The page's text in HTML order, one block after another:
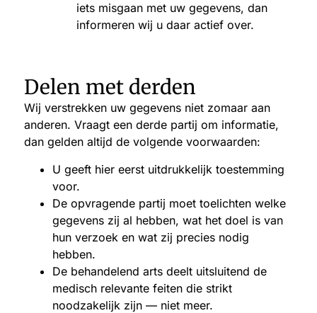
iets misgaan met uw gegevens, dan
informeren wij u daar actief over.
Delen met derden
Wij verstrekken uw gegevens niet zomaar aan
anderen. Vraagt een derde partij om informatie,
dan gelden altijd de volgende voorwaarden:
U geeft hier eerst uitdrukkelijk toestemming
voor.
De opvragende partij moet toelichten welke
gegevens zij al hebben, wat het doel is van
hun verzoek en wat zij precies nodig
hebben.
De behandelend arts deelt uitsluitend de
medisch relevante feiten die strikt
noodzakelijk zijn — niet meer.